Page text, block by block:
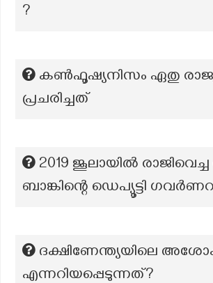
?
കൺഫൂഷ്യനിസം ഏതു
പ്രചരിച്ചത്
2019 ജൂലായിൽ
ബാങ്കിന്റെ ഡെപ്യൂട്ടി
ദക്ഷിണേന്ത്യയിലെ
എന്നറിയപ്പെടുന്നത്?